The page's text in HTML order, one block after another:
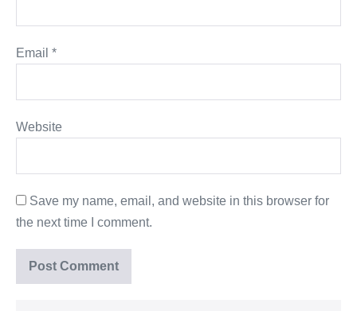
Email *
Website
Save my name, email, and website in this browser for
the next time I comment.